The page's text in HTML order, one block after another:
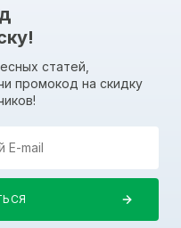
статей,
промокод на скидку